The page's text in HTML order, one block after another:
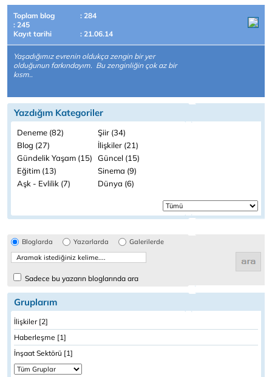
Toplam blog
: 284
: 245
Kayıt tarihi
: 21.06.14
Yaşadığımız evrenin oldukça zengin bir yer
olduğunun farkındayım. Bu zenginliğin çok az bir
kısm..
Yazdığım Kategoriler
Deneme (82)
Şiir (34)
Blog (27)
İlişkiler (21)
Gündelik Yaşam (15)
Güncel (15)
Eğitim (13)
Sinema (9)
Aşk - Evlilik (7)
Dünya (6)
Bloglarda Yazarlarda Galerilerde
Sadece bu yazarın bloglarında ara
Gruplarım
İlişkiler [2]
Haberleşme [1]
İnşaat Sektörü [1]